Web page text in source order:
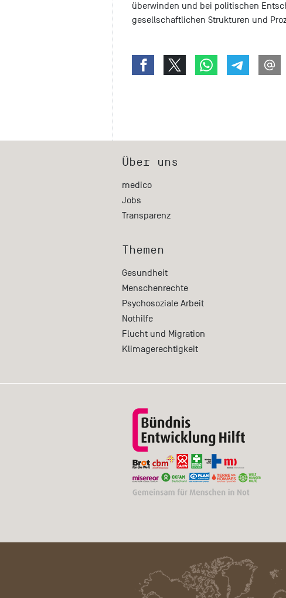
überwinden und bei politischen
gesellschaftlichen Strukturen und
Über uns
medico
Jobs
Transparenz
Themen
Gesundheit
Menschenrechte
Psychosoziale Arbeit
Nothilfe
Flucht und Migration
Klimagerechtigkeit